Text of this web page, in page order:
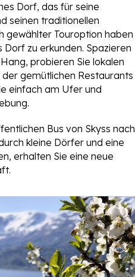
Dorf, das für seine
seinen traditionellen
gewählter Touroption haben
Dorf zu erkunden. Spazieren
probieren Sie lokalen
gemütlichen Restaurants
einfach am Ufer und
Bus von Skyss nach
kleine Dörfer und eine
erhalten Sie eine neue